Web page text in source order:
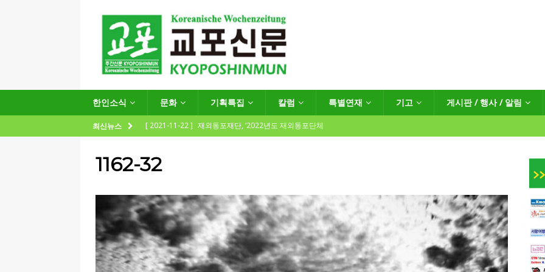
한인소식 문화 기획특집 칼럼 특별연재 기고 게시판 / 행사 / 알림
최신뉴스 [ 2021-11-22 ] 재외동포재단, ‘2022년도 재외동포단체
[ 2021-09-24 ]
[ 2020-12-14 ] 코로나 확산세에 따른 독일 연방·주정부 조치현황
(12.14일 기준)
게시판 / 행사 / 알림
[ 2026-07-27 ] “재독동포와 함께하는 재독일한인체육회로 거듭나겠습니다”
한인소식
[ 2026-07-27 ] KIST 유럽연구소 30돌…“한-EU 협력 ‘가교’ 넘어 혁신 거점으로” 한인소식
1162-32